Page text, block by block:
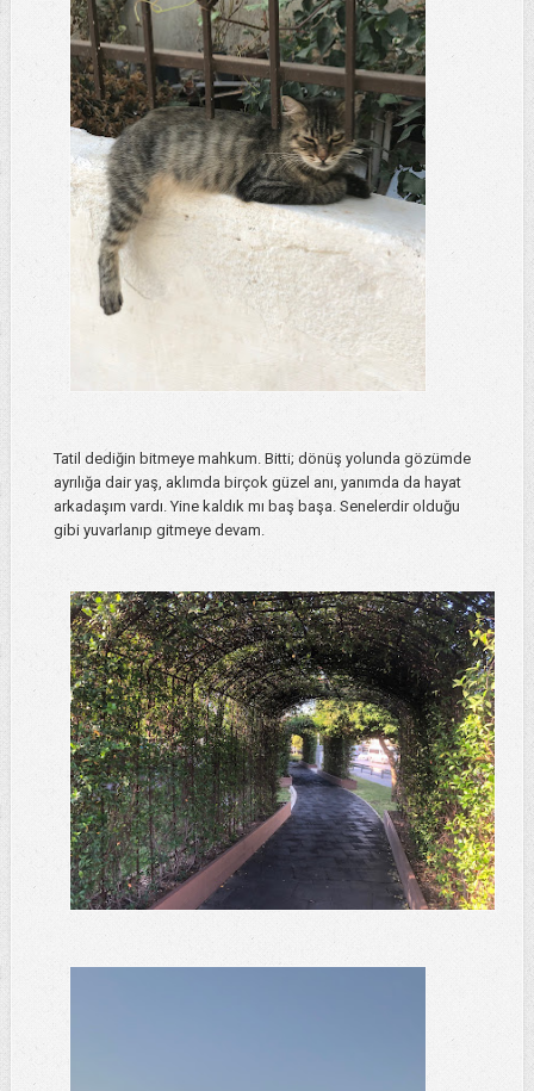
Tatil dediğin bitmeye mahkum. Bitti; dönüş yolunda gözümde
ayrılığa dair yaş, aklımda birçok güzel anı, yanımda da hayat
arkadaşım vardı. Yine kaldık mı baş başa. Senelerdir olduğu
gibi yuvarlanıp gitmeye devam.